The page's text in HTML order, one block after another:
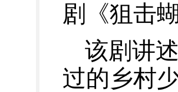
剧《狙击
该剧讲
过的乡村